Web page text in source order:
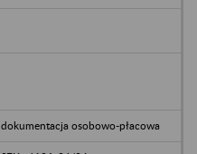
dokumentacja osobowo-płacowa